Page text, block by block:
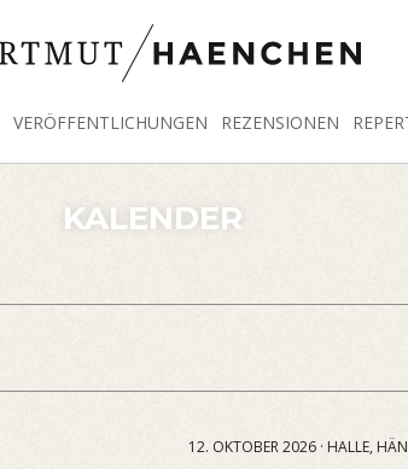
VERÖFFENTLICHUNGEN REZENSIONEN
KALENDER
12. OKTOBER 2026 · HALLE,